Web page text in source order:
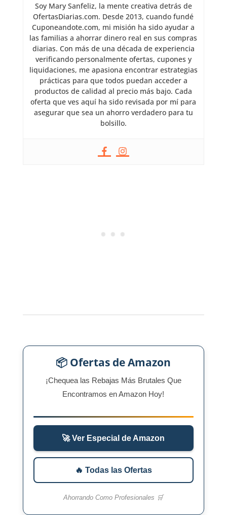
Soy Mary Sanfeliz, la mente creativa detrás de
OfertasDiarias.com. Desde 2013, cuando fundé
Cuponeandote.com, mi misión ha sido ayudar a
las familias a ahorrar dinero real en sus compras
diarias. Con más de una década de experiencia
verificando personalmente ofertas, cupones y
liquidaciones, me apasiona encontrar estrategias
prácticas para que todos puedan acceder a
productos de calidad al precio más bajo. Cada
oferta que ves aquí ha sido revisada por mí para
asegurar que sea un ahorro verdadero para tu
bolsillo.
📦 Ofertas de Amazon
¡Chequea las Rebajas Más Brutales Que
Encontramos en Amazon Hoy!
🚀 Ver Especial de Amazon
🔥 Todas las Ofertas
Ahorrando Como Profesionales 🛒